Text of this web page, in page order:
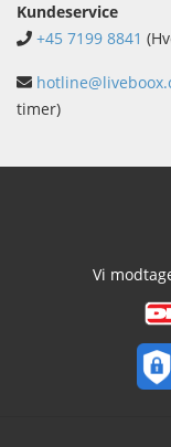
Kundeservice
+45 7199 8841
timer)
Vi